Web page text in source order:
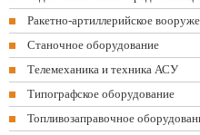
Ракетно-артиллерийское
Станочное оборудование
Телемеханика и техника АСУ
Типографское оборудование
Топливозаправочное